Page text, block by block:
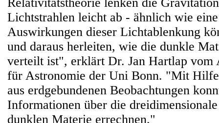
Lichtstrahlen leicht ab - ähnlich wie
Auswirkungen dieser Lichtablenkung
und daraus herleiten, wie die dunkle
verteilt ist", erklärt Dr. Jan Hartlap vom
für Astronomie der Uni Bonn. "Mit Hilfe
aus erdgebundenen Beobachtungen
Informationen über die
dunklen Materie errechnen."